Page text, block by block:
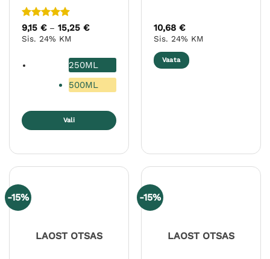
Hinnanguga
5/ 5
9,15 € – 15,25 €Hinnavahemik:
Sis. 24% KM
250ML
500ML
Vali
varianti.
Valikuid
saab
tootelehel.
10,68 €
Sis. 24% KM
Vaata
-15%
LAOST OTSAS
-15%
LAOST OTSAS